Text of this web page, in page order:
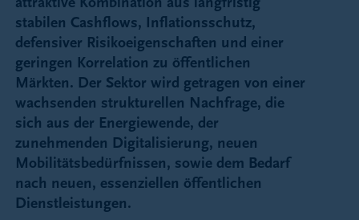
stabilen Cashflows, Inflationsschutz,
defensiver Risikoeigenschaften und einer
geringen Korrelation zu öffentlichen
Märkten. Der Sektor wird getragen von einer
wachsenden strukturellen Nachfrage, die
sich aus der Energiewende, der
zunehmenden Digitalisierung, neuen
Mobilitätsbedürfnissen, sowie dem Bedarf
nach neuen, essenziellen öffentlichen
Dienstleistungen.